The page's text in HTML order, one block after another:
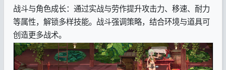
战斗与角色成长：通过实战与劳作提升攻击力、移速、耐力
等属性，解锁多样技能。战斗强调策略，结合环境与道具可
创造更多战术。